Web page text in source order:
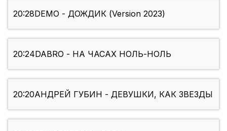
20:28DEMO - ДОЖДИК (Version 2023)
20:24DABRO - НА ЧАСАХ НОЛЬ-НОЛЬ
20:20АНДРЕЙ ГУБИН - ДЕВУШКИ, КАК ЗВЕЗДЫ